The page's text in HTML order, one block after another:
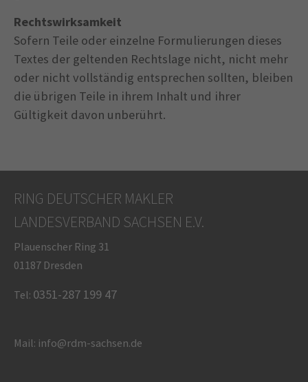
Rechtswirksamkeit
Sofern Teile oder einzelne Formulierungen dieses
Textes der geltenden Rechtslage nicht, nicht mehr
oder nicht vollständig entsprechen sollten, bleiben
die übrigen Teile in ihrem Inhalt und ihrer
Gültigkeit davon unberührt.
RING DEUTSCHER MAKLER
LANDESVERBAND SACHSEN E.V.
Plauenscher Ring 31
01187 Dresden
Tel: 0351-287 199 47
Mail: info@rdm-sachsen.de